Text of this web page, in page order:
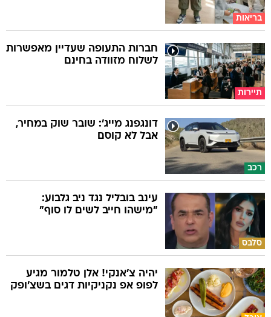
בריאות
תיירות
חברות התעופה שעדיין מאפשרות
לשלוח מזוודה בחינם
רכב
דונגפנג מייג': שובר שוק במחיר,
אבל לא קוסם
סלבס
עינב בובליל נגד ניב גלבוע:
"מישהו חייב לשים לו סוף"
יהיה צ'אנקי! אלן טלמור מגיע
לפופ אפ נקניקיות דגים בשצ'ופק